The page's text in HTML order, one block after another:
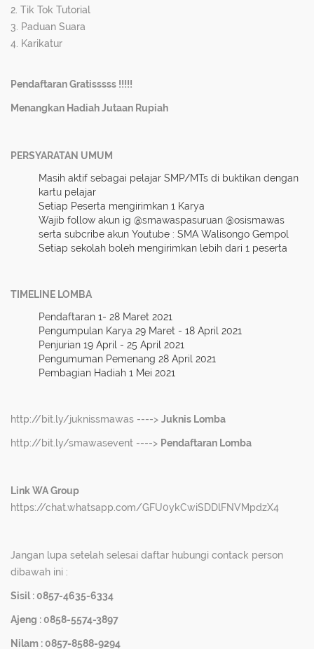
2. Tik Tok Tutorial
3. Paduan Suara
4. Karikatur
Pendaftaran Gratisssss !!!!!
Menangkan Hadiah Jutaan Rupiah
PERSYARATAN UMUM
Masih aktif sebagai pelajar SMP/MTs di buktikan dengan
kartu pelajar
Setiap Peserta mengirimkan 1 Karya
Wajib follow akun ig @smawaspasuruan @osismawas
serta subcribe akun Youtube : SMA Walisongo Gempol
Setiap sekolah boleh mengirimkan lebih dari 1 peserta
TIMELINE LOMBA
Pendaftaran 1- 28 Maret 2021
Pengumpulan Karya 29 Maret - 18 April 2021
Penjurian 19 April - 25 April 2021
Pengumuman Pemenang 28 April 2021
Pembagian Hadiah 1 Mei 2021
http://bit.ly/juknissmawas ----> Juknis Lomba
http://bit.ly/smawasevent ----> Pendaftaran Lomba
Link WA Group
https://chat.whatsapp.com/GFU0ykCwiSDDlFNVMpdzX4
Jangan lupa setelah selesai daftar hubungi contack person
dibawah ini :
Sisil : 0857-4635-6334
Ajeng : 0858-5574-3897
Nilam : 0857-8588-9294